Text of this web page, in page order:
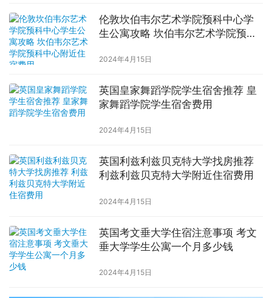
伦敦坎伯韦尔艺术学院预科中心学
生公寓攻略 坎伯韦尔艺术学院预科
2024年4月15日
英国皇家舞蹈学院学生宿舍推荐 皇
家舞蹈学院学生宿舍费用
2024年4月15日
英国利兹利兹贝克特大学找房推荐
利兹利兹贝克特大学附近住宿费用
2024年4月15日
英国考文垂大学住宿注意事项 考文
垂大学学生公寓一个月多少钱
2024年4月15日